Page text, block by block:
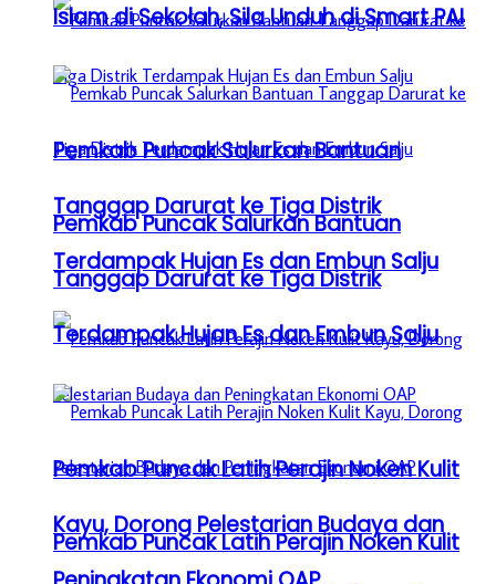
Pemkab Puncak Salurkan Bantuan
Tanggap Darurat ke Tiga Distrik
Terdampak Hujan Es dan Embun Salju
Pemkab Puncak Latih Perajin Noken Kulit
Kayu, Dorong Pelestarian Budaya dan
Islam di Sekolah, Sila Unduh di Smart PAI
Pemkab Puncak Salurkan Bantuan
Tanggap Darurat ke Tiga Distrik
Terdampak Hujan Es dan Embun Salju
Pemkab Puncak Latih Perajin Noken Kulit